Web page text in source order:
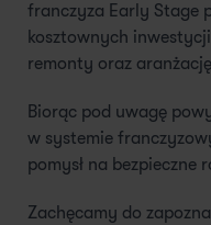
franczyza Early Stage
kosztownych
remonty oraz
Biorąc pod uwagę
w systemie
pomysł na bezpieczne
Zachęcamy do